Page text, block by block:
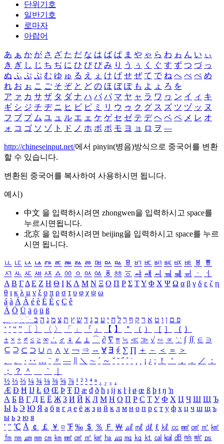
단위기호
일반기호
로마자
아랍어
あ ぁ か が さ ざ た だ な は ば ぱ ま や ゃ ら わ ゎ ん い ぃ
き ぎ し じ ち ぢ に ひ び ぴ み り う ぅ く ぐ す ず つ づ っ
ぬ ふ ぶ ぷ む ゆ ゅ る え ぇ け げ せ ぜ て で ね へ べ ぺ め
れ お ぉ こ ご そ ぞ と ど の ほ ぼ ぽ も よ ょ ろ を
ア ァ カ サ ザ タ ダ ナ ハ バ パ マ ヤ ャ ラ ワ ヮ ン イ ィ キ
ギ シ ジ チ ヂ ニ ヒ ビ ピ ミ リ ウ ゥ ク グ ス ズ ツ ヅ ッ ヌ
フ ブ プ ム ユ ュ ル エ ェ ケ ゲ セ ゼ テ デ ヘ ベ ペ メ レ オ
ォ コ ゴ ソ ゾ ト ド ノ ホ ボ ポ モ ヨ ョ ロ ヲ ―
http://chineseinput.net/에서 pinyin(병음)방식으로 중국어를 변환
할 수 있습니다.
변환된 중국어를 복사하여 사용하시면 됩니다.
예시)
中文 을 입력하시려면 zhongwen을 입력하시고 space를
누르시면됩니다.
北京 을 입력하시려면 beijing을 입력하시고 space를 누르
시면 됩니다.
ㅥ ㅦ ㅧ ㅨ ㅩ ㅪ ㅫ ㅬ ㅭ ㅮ ㅯ ㅰ ㅱ ㅲ ㅳ ㅴ ㅵ ㅶ ㅷ ㅸ
ㅹ
ㅺ ㅻ ㅼ ㅽ ㅾ ㅿ ㆀ ㆁ ㆂ ㆃ ㆄ ㆅ ㆆ ㆇ ㆈ ㆉ ㆊ ㆋ ㆌ ㆍ
ㆎ
Α Β ΓΔ Ε Ζ Η Θ Ι ΚΛ Μ Ν Ξ Ο Π Ρ Σ ΤΥ Φ Χ Ψ Ω α β γ δ ε ζ η
θ ι κ λ μ ν ξ ο π ρ σ τ υ φ χ ψ ω
á à Á À é è É È ç Ç ê
Ä Ö Ü ä ö ü ß
ִֶֹ ֻּ ׁׂ פ ם ן ו ט א ר ק ף ך ל ח י ע כ ג ד ש ץ ת צ מ נ ה ב
‘ ’ “ ” 〔 〕 〈 〉 「 」 『 』 【 】 ＂ （ ） ［ ］ ｛ ｝
± × ÷ ≠ ≤ ≥ ∞ ∴ ♂ ♀ ∠ ⊥ ⌒ ∂ ∇ ≡ ≒ ≪ ≫ √ ∽ ∝ ∵ ∫ ∬ ∈ ∋
⊆ ⊇ ⊂ ⊃ ∪ ∩ ∧ ∨ ￢ ⇒ ⇔ ∀ ∃ ∮ ∑ ∏ ＋ － ＜ ＝
＞
、
。 · ‥ … ¨ 〃 ― ＼ ∼ ´ ～ ˇ ˘ ˝ ˚ ˙ ¸ ¡ ¿ ː ！ ＇ ， ． ／
：
；
？ ＾ ｀
½ ⅓ ⅔ ¼ ¾ ⅛ ⅜ ⅝ ⅞ ¹ ² ³ ⁴ ⁿ ₁ ₂ ₃ ₄
Æ Ð Ħ Ĳ Ł Ø Œ Þ Ŧ Ŋ æ đ ð ħ ı ĳ ĸ ŀ ł ø œ ß þ ŧ ŋ ŉ
А Б В Г Д Е Ё Ж З И Й К Л М Н О П Р С Т У Ф Х Ц Ч Ш Щ Ъ
Ы Ь Э Ю Я а б в г д е ё ж з и й к л м н о п р с т у ф х ц ч ш щ ъ
ы ь э ю я
′ ″ ℃ Å ￠ ￡ ￥ ¤ ℉ ‰ ＄ ％ Ｆ ￦ ㎕ ㎖ ㎗ ℓ ㎘ ㏄ ㎣ ㎤ ㎥ ㎦
㎙ ㎚ ㎛ ㎜ ㎝ ㎞ ㎟ ㎠ ㎡ ㎢ ㏊ ㎍ ㎎ ㎏ ㏏ ㎈ ㎉ ㏈ ㎧ ㎨ ㎰